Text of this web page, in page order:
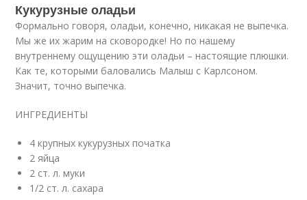
Кукурузные оладьи
Формально говоря, оладьи, конечно, никакая не выпечка.
Мы же их жарим на сковородке! Но по нашему
внутреннему ощущению эти оладьи – настоящие плюшки.
Как те, которыми баловались Малыш с Карлсоном.
Значит, точно выпечка.
ИНГРЕДИЕНТЫ
4 крупных кукурузных початка
2 яйца
2 ст. л. муки
1/2 ст. л. сахара